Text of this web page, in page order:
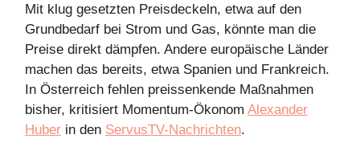
Mit klug gesetzten Preisdeckeln, etwa auf den
Grundbedarf bei Strom und Gas, könnte man die
Preise direkt dämpfen. Andere europäische Länder
machen das bereits, etwa Spanien und Frankreich.
In Österreich fehlen preissenkende Maßnahmen
bisher, kritisiert Momentum-Ökonom Alexander
Huber in den ServusTV-Nachrichten.